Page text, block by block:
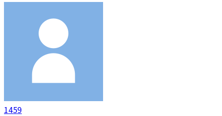
1459